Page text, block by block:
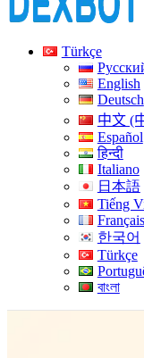
Türkçe
English
Deutsch
中文 (
Español
हिन्दी
Italiano
日本語
Tiếng
Français
한국어
Türkçe
বাংলা